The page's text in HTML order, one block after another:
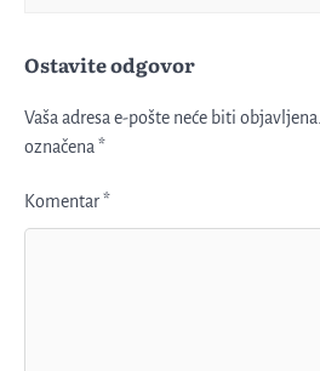
Ostavite odgovor
Vaša adresa e-pošte neće biti objavljena.
označena *
Komentar*